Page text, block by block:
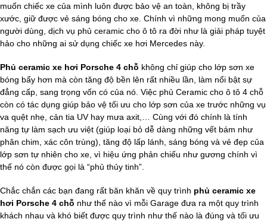
muốn chiếc xe của mình luôn được bảo vệ an toàn, không bị trầy
xước, giữ được vẻ sáng bóng cho xe. Chính vì những mong muốn của
người dùng, dịch vụ phủ ceramic cho ô tô ra đời như là giải pháp tuyệt
hảo cho những ai sử dụng chiếc xe hơi Mercedes này.
Phủ ceramic xe hơi Porsche 4 chỗ không chỉ giúp cho lớp sơn xe
bóng bẩy hơn mà còn tăng độ bền lên rất nhiều lần, làm nổi bật sự
đẳng cấp, sang trọng vốn có của nó. Việc phủ Ceramic cho ô tô 4 chỗ
còn có tác dụng giúp bảo vệ tối ưu cho lớp sơn của xe trước những vụ
va quệt nhẹ, cản tia UV hay mưa axit,… Cùng với đó chính là tính
năng tự làm sạch ưu việt (giúp loại bỏ dễ dàng những vết bám như
phân chim, xác côn trùng), tăng độ lấp lánh, sáng bóng và vẻ đẹp của
lớp sơn tự nhiên cho xe, vì hiệu ứng phản chiếu như gương chính vì
thế nó còn được gọi là “phủ thủy tinh”.
Chắc chắn các bạn đang rất băn khăn về quy trình phủ ceramic xe
hơi Porsche 4 chỗ như thế nào vì mỗi Garage đưa ra một quy trình
khách nhau và khó biết được quy trình như thế nào là đúng và tối ưu